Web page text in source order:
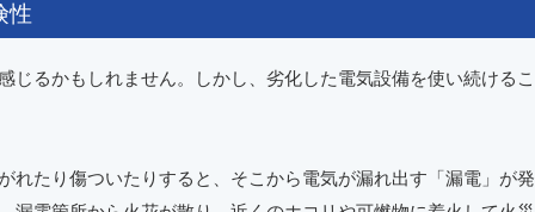
性
るかもしれません。しかし、劣化した電気設備を使い続ける
たり傷ついたりすると、そこから電気が漏れ出す「漏電」が